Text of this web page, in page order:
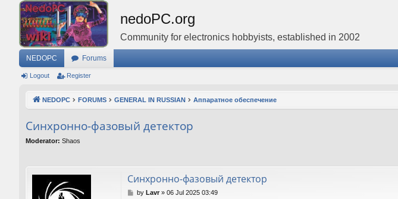
nedoPC.org
Community for electronics hobbyists, established in 2002
NEDOPC Forums
Logout Register
NEDOPC FORUMS GENERAL IN RUSSIAN Аппаратное обеспечение
Синхронно-фазовый детектор
Moderator: Shaos
Синхронно-фазовый детектор
Pby Lavr» 06 Jul 2025 03:49